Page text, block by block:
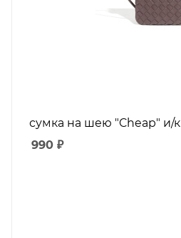
сумка на шею "Cheap" и/к
990 ₽